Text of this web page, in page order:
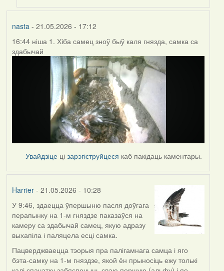
by
nasta- 21.05.2026 - 17:12
16:44 ніша 1. Хіба самец зноў быў каля гнязда, самка са
здабычай
Увайдзіце цізарэгіструйцеся каб пакідаць каментары.
Harrier- 21.05.2026 - 10:28
У 9:46, здаецца ўпершыню пасля доўгага
перапынку на 1-м гняздзе паказаўся на
камеру са здабычай самец, якую адразу
выхапіла і паляцела есці самка.
Пацверджваецца тэорыя пра палігамнага самца і яго
бэта-самку на 1-м гняздзе, якой ён прыносіць ежу толькі